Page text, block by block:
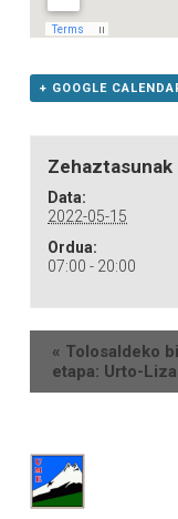
+ GOOGLE
Zehaztasunak
Data:
2022-05-15
Ordua:
07:00 - 20:00
« Tolosaldeko
etapa: Urto-